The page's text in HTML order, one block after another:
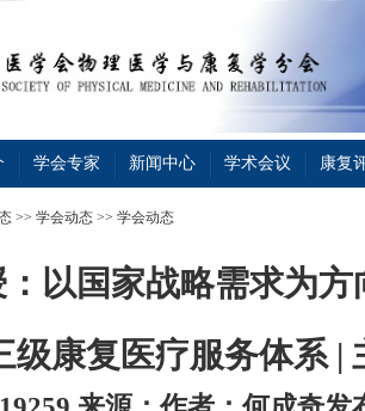
学会专家 新闻中心 学术会议 康复
>> 学会动态 >> 学会动态
以国家战略需求为方
级康复医疗服务体系 |